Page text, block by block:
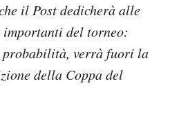
il Post dedicherà alle
del torneo:
probabilità, verrà fuori la
della Coppa del